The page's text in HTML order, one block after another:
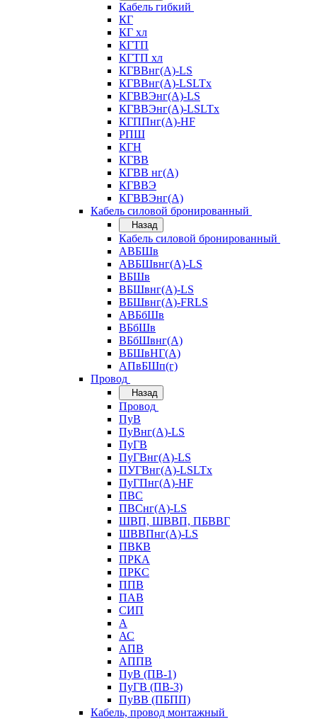
Кабель гибкий
КГ
КГ хл
КГТП
КГТП хл
КГВВнг(А)-LS
КГВВнг(А)-LSLTx
КГВВЭнг(А)-LS
КГВВЭнг(А)-LSLTx
КГППнг(А)-HF
РПШ
КГН
КГВВ
КГВВ нг(А)
КГВВЭ
КГВВЭнг(А)
Кабель силовой бронированный
Назад
Кабель силовой бронированный
АВБШв
АВБШвнг(А)-LS
ВБШв
ВБШвнг(А)-LS
ВБШвнг(А)-FRLS
АВБбШв
ВБбШв
ВБбШвнг(А)
ВБШвНГ(А)
АПвБШп(г)
Провод
Назад
Провод
ПуВ
ПуВнг(А)-LS
ПуГВ
ПуГВнг(А)-LS
ПУГВнг(А)-LSLTx
ПуГПнг(А)-HF
ПВС
ПВСнг(А)-LS
ШВП, ШВВП, ПБВВГ
ШВВПнг(А)-LS
ПВКВ
ПРКА
ПРКС
ППВ
ПАВ
СИП
А
АС
АПВ
АППВ
ПуВ (ПВ-1)
ПуГВ (ПВ-3)
ПуВВ (ПБПП)
Кабель, провод монтажный